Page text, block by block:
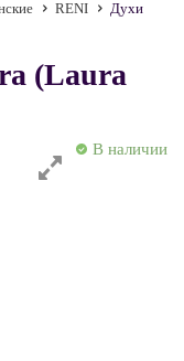
RENI
Духи
(Laura
В наличии